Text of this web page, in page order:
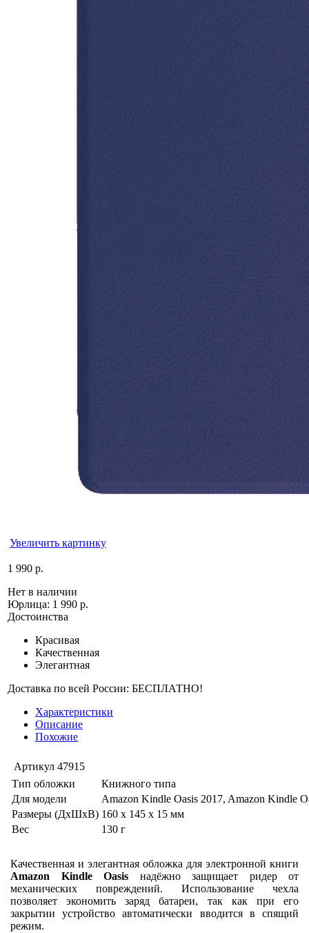
Увеличить картинку
1 990 р.
Нет в наличии
Юрлица: 1 990 р.
Достоинства
Красивая
Качественная
Элегантная
Доставка по всей России: БЕСПЛАТНО!
Характеристики
Описание
Похожие
Артикул 47915
Тип обложки
Книжного типа
Для модели
Amazon Kindle Oasis 2017, Amazon Kindle
Размеры (ДхШхВ) 160 x 145 x 15 мм
Вес
130 г
Качественная и элегантная обложка для электронной книги
Amazon Kindle Oasis надёжно защищает ридер от
механических повреждений. Использование чехла
позволяет экономить заряд батареи, так как при его
закрытии устройство автоматически вводится в спящий
режим.